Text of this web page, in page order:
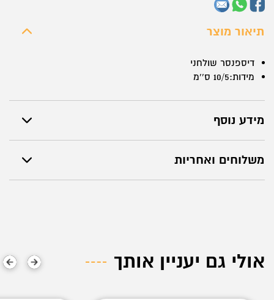
כבד
P701/3308
תיאור מוצר
דיספנסר שולחני
מידות:10/5 ס``מ
מידע נוסף
משלוחים ואחריות
אולי גם יעניין אותך